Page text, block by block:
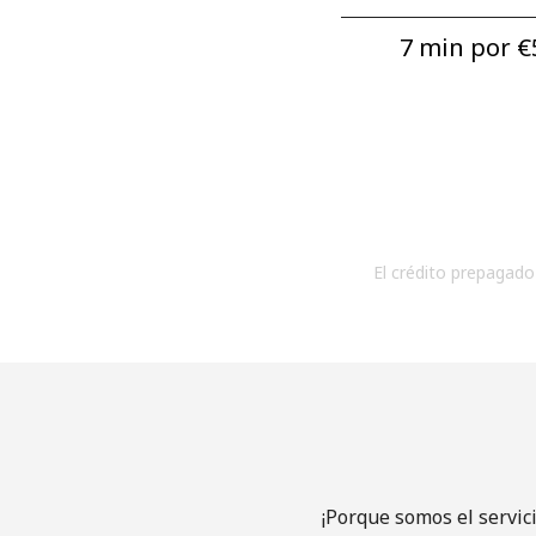
7 min por
El crédito
¡Porque somos el